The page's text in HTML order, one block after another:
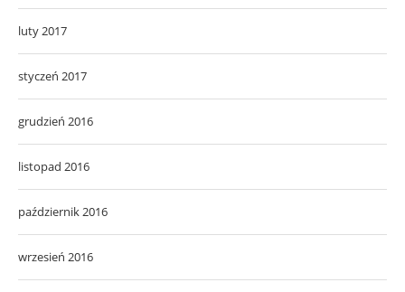
luty 2017
styczeń 2017
grudzień 2016
listopad 2016
październik 2016
wrzesień 2016